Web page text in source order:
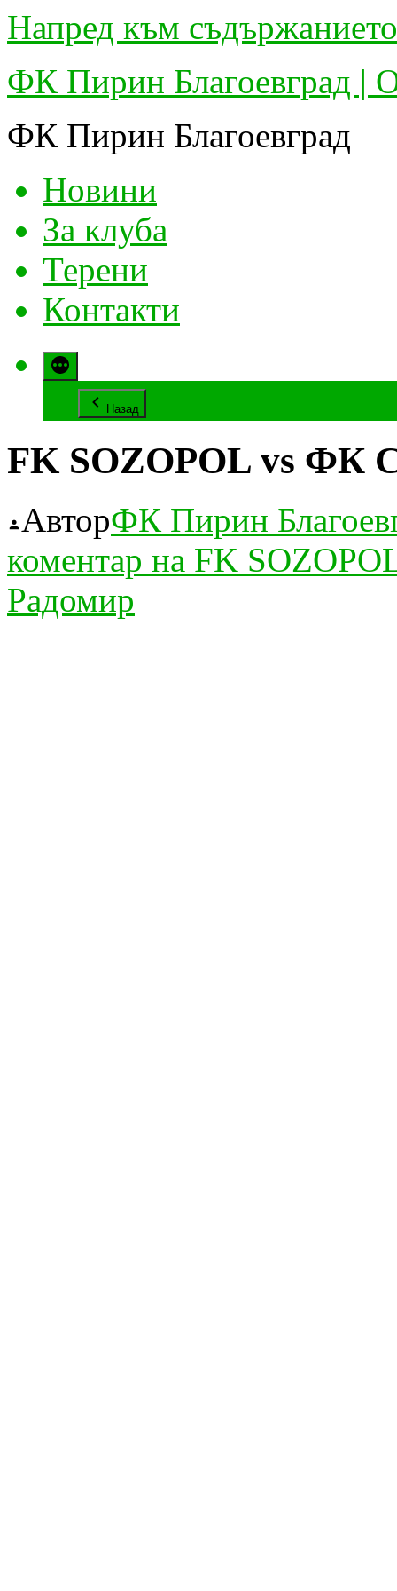
Напред към съдържанието
ФК Пирин Благоевград |
ФК Пирин Благоевград
Новини
За клуба
Терени
Контакти
Назад
FK SOZOPOL vs ФК
АвторФК Пирин
коментар на FK
Радомир